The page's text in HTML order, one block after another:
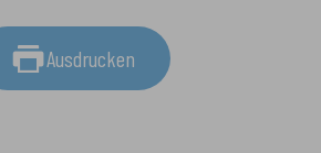
Ausdrucken